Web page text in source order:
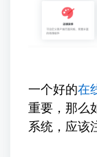
一个好的在
重要，那么
系统，应该